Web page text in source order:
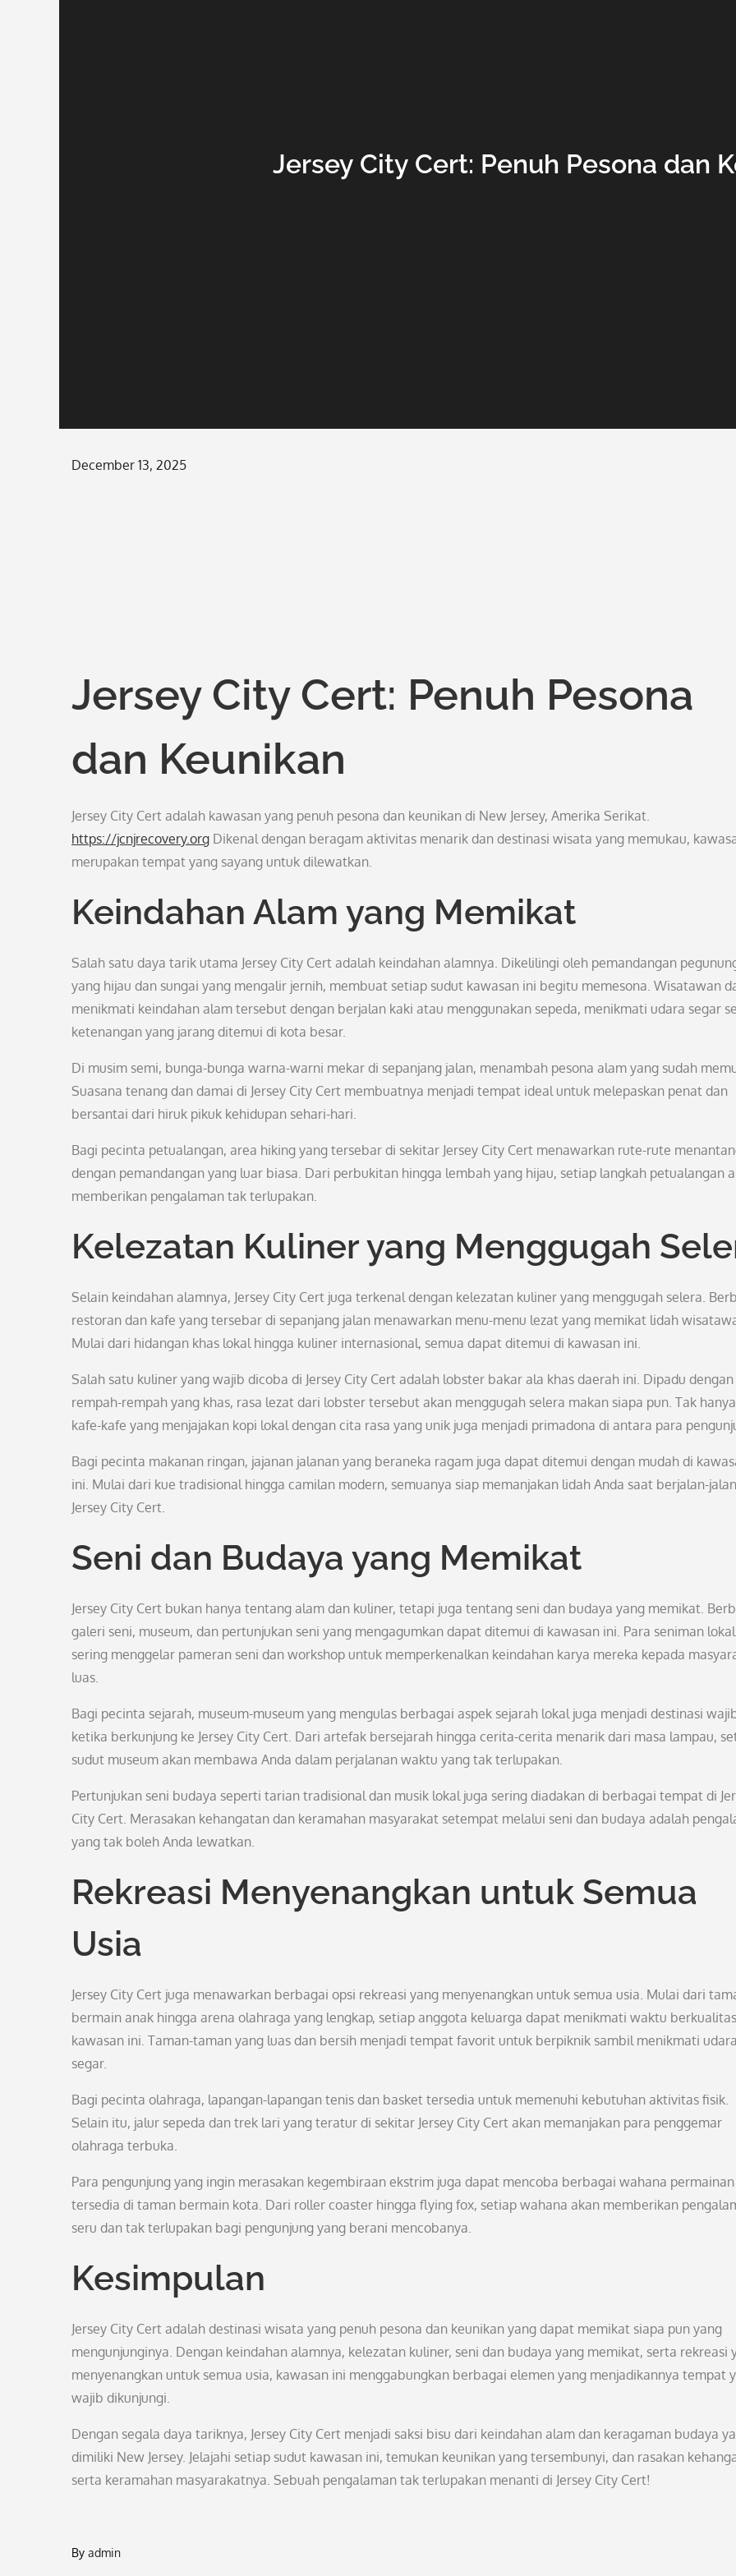
Jersey City Cert: Penuh Pesona dan
Posted
December 13, 2025
Jersey City Cert: Penuh Pesona
dan Keunikan
Jersey City Cert adalah kawasan yang penuh pesona dan keunikan di New Jersey, Amerika Serikat.
https://jcnjrecovery.org Dikenal dengan beragam aktivitas menarik dan destinasi wisata yang memukau,
merupakan tempat yang sayang untuk dilewatkan.
Keindahan Alam yang Memikat
Salah satu daya tarik utama Jersey City Cert adalah keindahan alamnya. Dikelilingi oleh pemandangan
yang hijau dan sungai yang mengalir jernih, membuat setiap sudut kawasan ini begitu memesona. Wisatawan
menikmati keindahan alam tersebut dengan berjalan kaki atau menggunakan sepeda, menikmati udara segar
ketenangan yang jarang ditemui di kota besar.
Di musim semi, bunga-bunga warna-warni mekar di sepanjang jalan, menambah pesona alam yang sudah
Suasana tenang dan damai di Jersey City Cert membuatnya menjadi tempat ideal untuk melepaskan penat dan
bersantai dari hiruk pikuk kehidupan sehari-hari.
Bagi pecinta petualangan, area hiking yang tersebar di sekitar Jersey City Cert menawarkan rute-rute
dengan pemandangan yang luar biasa. Dari perbukitan hingga lembah yang hijau, setiap langkah petualangan
memberikan pengalaman tak terlupakan.
Kelezatan Kuliner yang Menggugah
Selain keindahan alamnya, Jersey City Cert juga terkenal dengan kelezatan kuliner yang menggugah selera.
restoran dan kafe yang tersebar di sepanjang jalan menawarkan menu-menu lezat yang memikat lidah
Mulai dari hidangan khas lokal hingga kuliner internasional, semua dapat ditemui di kawasan ini.
Salah satu kuliner yang wajib dicoba di Jersey City Cert adalah lobster bakar ala khas daerah ini. Dipadu dengan
rempah-rempah yang khas, rasa lezat dari lobster tersebut akan menggugah selera makan siapa pun. Tak
kafe-kafe yang menjajakan kopi lokal dengan cita rasa yang unik juga menjadi primadona di antara para
Bagi pecinta makanan ringan, jajanan jalanan yang beraneka ragam juga dapat ditemui dengan mudah di
ini. Mulai dari kue tradisional hingga camilan modern, semuanya siap memanjakan lidah Anda saat berjalan-
Jersey City Cert.
Seni dan Budaya yang Memikat
Jersey City Cert bukan hanya tentang alam dan kuliner, tetapi juga tentang seni dan budaya yang memikat.
galeri seni, museum, dan pertunjukan seni yang mengagumkan dapat ditemui di kawasan ini. Para seniman lokal
sering menggelar pameran seni dan workshop untuk memperkenalkan keindahan karya mereka kepada
luas.
Bagi pecinta sejarah, museum-museum yang mengulas berbagai aspek sejarah lokal juga menjadi destinasi
ketika berkunjung ke Jersey City Cert. Dari artefak bersejarah hingga cerita-cerita menarik dari masa lampau,
sudut museum akan membawa Anda dalam perjalanan waktu yang tak terlupakan.
Pertunjukan seni budaya seperti tarian tradisional dan musik lokal juga sering diadakan di berbagai tempat di
City Cert. Merasakan kehangatan dan keramahan masyarakat setempat melalui seni dan budaya adalah
yang tak boleh Anda lewatkan.
Rekreasi Menyenangkan untuk Semua
Usia
Jersey City Cert juga menawarkan berbagai opsi rekreasi yang menyenangkan untuk semua usia. Mulai dari
bermain anak hingga arena olahraga yang lengkap, setiap anggota keluarga dapat menikmati waktu
kawasan ini. Taman-taman yang luas dan bersih menjadi tempat favorit untuk berpiknik sambil menikmati udara
segar.
Bagi pecinta olahraga, lapangan-lapangan tenis dan basket tersedia untuk memenuhi kebutuhan aktivitas fisik.
Selain itu, jalur sepeda dan trek lari yang teratur di sekitar Jersey City Cert akan memanjakan para penggemar
olahraga terbuka.
Para pengunjung yang ingin merasakan kegembiraan ekstrim juga dapat mencoba berbagai wahana
tersedia di taman bermain kota. Dari roller coaster hingga flying fox, setiap wahana akan memberikan
seru dan tak terlupakan bagi pengunjung yang berani mencobanya.
Kesimpulan
Jersey City Cert adalah destinasi wisata yang penuh pesona dan keunikan yang dapat memikat siapa pun yang
mengunjunginya. Dengan keindahan alamnya, kelezatan kuliner, seni dan budaya yang memikat, serta rekreasi
menyenangkan untuk semua usia, kawasan ini menggabungkan berbagai elemen yang menjadikannya tempat
wajib dikunjungi.
Dengan segala daya tariknya, Jersey City Cert menjadi saksi bisu dari keindahan alam dan keragaman budaya
dimiliki New Jersey. Jelajahi setiap sudut kawasan ini, temukan keunikan yang tersembunyi, dan rasakan
serta keramahan masyarakatnya. Sebuah pengalaman tak terlupakan menanti di Jersey City Cert!
By admin